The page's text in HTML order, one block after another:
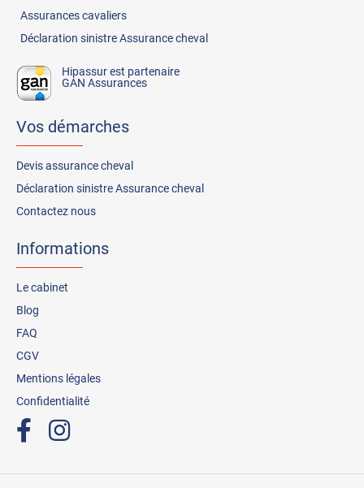
Assurancescavaliers
Déclaration sinistre Assurance cheval
Hipassur est partenaire
GAN Assurances
Vos démarches
Devis assurance cheval
Déclaration sinistre Assurance cheval
Contactez nous
Informations
Le cabinet
Blog
FAQ
CGV
Mentions légales
Confidentialité